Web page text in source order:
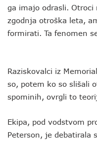
ga imajo odrasli.
zgodnja otroška leta,
formirati. Ta fenomen
Raziskovalci iz
so, potem ko so slišali
spominih, ovrgli to
Ekipa, pod vodstvom
Peterson, je debatirala